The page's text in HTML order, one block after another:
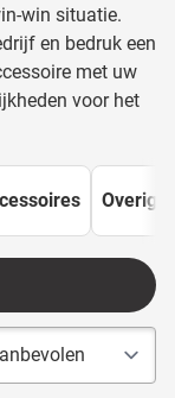
win situatie.
en bedruk een
met uw
voor het
Overige